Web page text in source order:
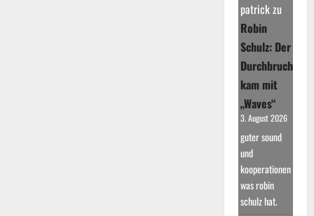
patrickzu
Robin
Schulz: Der
Durchbruch
kam mit
„Waves“
3. August 2026
guter sound
und
kooperationen
was robin
schulz hat.